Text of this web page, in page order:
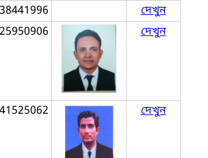
দেখুন
দেখুন
দেখুন